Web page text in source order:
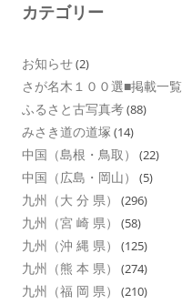
カテゴリー
お知らせ(2)
さが名木１００選■掲載一覧
ふるさと古写真考(88)
みさき道の道塚 (14)
中国（島根・鳥取） (22)
中国（広島・岡山） (5)
九州（大 分 県） (296)
九州（宮 崎 県） (58)
九州（沖 縄 県） (125)
九州（熊 本 県） (274)
九州（福 岡 県） (210)